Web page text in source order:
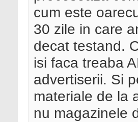
cum este
30 zile in care
decat testand.
isi faca treaba
advertiserii. Si
materiale de la
nu magazinele